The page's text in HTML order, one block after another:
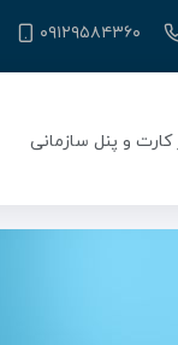
۰۹۱۲۹۵۸۴۳۶۰
و پنل سازمانی